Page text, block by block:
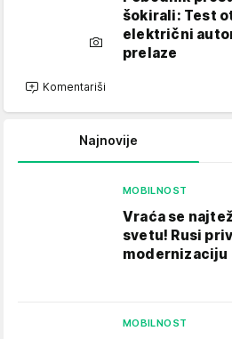
šokirali: Test
električni
prelaze
Komentariši
Najnovije
MOBILNOST
Vraća se
svetu! Rusi
modernizaciju
MOBILNOST